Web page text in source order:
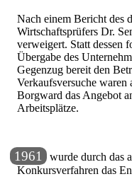
Nach einem Bericht des
Wirtschaftsprüfers Dr.
verweigert. Statt dessen
Übergabe des
Gegenzug bereit den
Verkaufsversuche waren
Borgward das Angebot
Arbeitsplätze.
1961 wurde durch das
Konkursverfahren das